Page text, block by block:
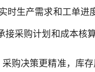
时生产需求和工单进
接采购计划和成本核
购决策更精准，库存